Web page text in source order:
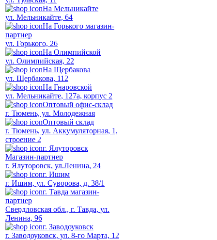
На Мельникайте
ул. Мельникайте, 64
На Горького магазин-
партнер
ул. Горького, 26
На Олимпийской
ул. Олимпийская, 22
На Щербакова
ул. Щербакова, 112
На Гнаровской
ул. Мельникайте, 127а, корпус 2
Оптовый офис-склад
г. Тюмень, ул. Молодежная
Оптовый склад
г. Тюмень, ул. Аккумуляторная, 1,
строение 2
г. Ялуторовск
Магазин-партнер
г. Ялуторовск, ул.Ленина, 24
г. Ишим
г. Ишим, ул. Суворова, д. 38/1
г. Тавда магазин-
партнер
Свердловская обл., г. Тавда, ул.
Ленина, 96
г. Заводоуковск
г. Заводоуковск, ул. 8-го Марта, 12